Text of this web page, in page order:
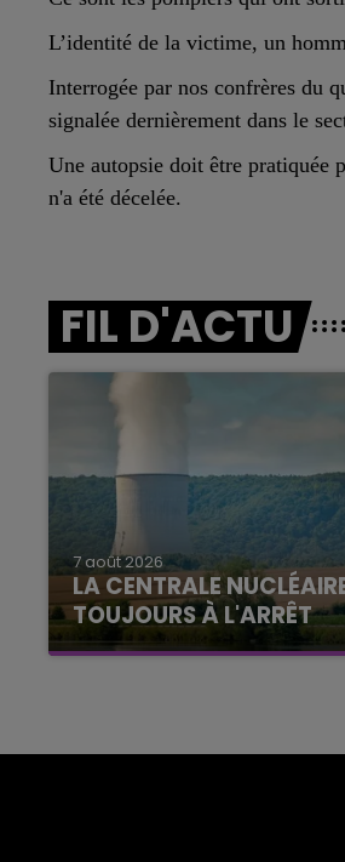
7h00 - 11h00
BEST OF
L’identité de la victime, un
Interrogée par nos confrères du
signalée dernièrement dans le
Une autopsie doit être pratiquée
n'a été décelée.
FIL D'ACTU
7 août 2026
LA CENTRALE
TOUJOURS À L'ARRÊT
Cela fait déjà une semaine
16h00 - 20h00